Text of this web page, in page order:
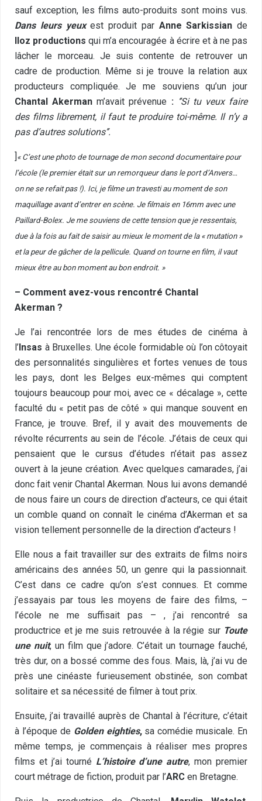
sauf exception, les films auto-produits sont moins vus.
Dans leurs yeuxest produit parAnne Sarkissian de
Iloz productions qui m’a encouragée à écrire et à ne pas
lâcher le morceau. Je suis contente de retrouver un
cadre de production. Même si je trouve la relation aux
producteurs compliquée. Je me souviens qu’un jour
Chantal Akerman m’avait prévenue : ‘’Si tu veux faire
des films librement, il faut te produire toi-même. Il n’y a
pas d’autres solutions’’.
] « C’est une photo de tournage de mon second documentaire pour
l’école (le premier était sur un remorqueur dans le port d’Anvers…
on ne se refait pas !). Ici, je filme un travesti au moment de son
maquillage avant d’entrer en scène. Je filmais en 16mm avec une
Paillard-Bolex. Je me souviens de cette tension que je ressentais,
due à la fois au fait de saisir au mieux le moment de la « mutation »
et la peur de gâcher de la pellicule. Quand on tourne en film, il vaut
mieux être au bon moment au bon endroit. »
– Comment avez-vous rencontré Chantal
Akerman ?
Je l’ai rencontrée lors de mes études de cinéma à
l’Insas à Bruxelles. Une école formidable où l’on côtoyait
des personnalités singulières et fortes venues de tous
les pays, dont les Belges eux-mêmes qui comptent
toujours beaucoup pour moi, avec ce « décalage », cette
faculté du « petit pas de côté » qui manque souvent en
France, je trouve. Bref, il y avait des mouvements de
révolte récurrents au sein de l’école. J’étais de ceux qui
pensaient que le cursus d’études n’était pas assez
ouvert à la jeune création. Avec quelques camarades, j’ai
donc fait venir Chantal Akerman. Nous lui avons demandé
de nous faire un cours de direction d’acteurs, ce qui était
un comble quand on connaît le cinéma d’Akerman et sa
vision tellement personnelle de la direction d’acteurs !
Elle nous a fait travailler sur des extraits de films noirs
américains des années 50, un genre qui la passionnait.
C’est dans ce cadre qu’on s’est connues. Et comme
j’essayais par tous les moyens de faire des films, –
l’école ne me suffisait pas – , j’ai rencontré
sa
productrice et je me suis retrouvée à la régie sur Toute
une nuit, un film que j’adore. C’était un tournage fauché,
très dur, on a bossé comme des fous. Mais, là, j’ai vu de
près une cinéaste furieusement obstinée, son combat
solitaire et sa nécessité de filmer à tout prix.
Ensuite, j’ai travaillé auprès de Chantal à l’écriture, c’était
à l’époque de Golden eighties,sa comédie musicale. En
même temps, je commençais à réaliser mes propres
films et j’ai tourné L’histoire d’une autre, mon premier
court métrage de fiction, produit par l’ARC en Bretagne.